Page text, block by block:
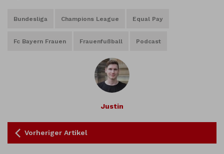
Bundesliga Champions League Equal Pay
Fc Bayern Frauen Frauenfußball Podcast
Justin
Vorheriger Artikel